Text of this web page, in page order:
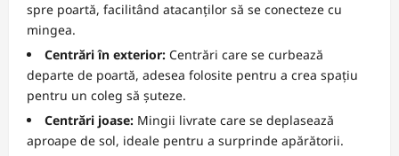
spre poartă, facilitând atacanților să se conecteze cu
mingea.
Centrări în exterior: Centrări care se curbează
departe de poartă, adesea folosite pentru a crea spațiu
pentru un coleg să șuteze.
Centrări joase: Mingii livrate care se deplasează
aproape de sol, ideale pentru a surprinde apărătorii.